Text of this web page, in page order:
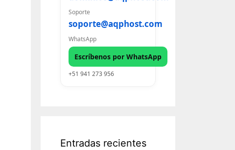
Soporte
soporte@aqphost.com
WhatsApp
Escríbenos por WhatsApp
+51 941 273 956
Entradas recientes